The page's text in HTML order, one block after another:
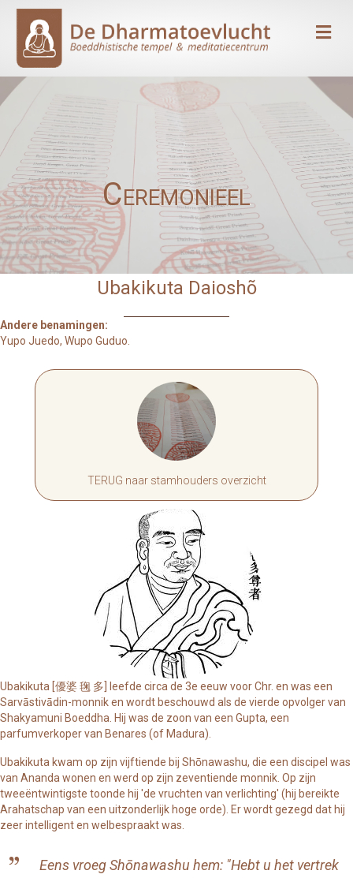
Ceremonieel
Ubakikuta Daioshõ
Andere benamingen:
Yupo Juedo, Wupo Guduo.
TERUG naar stamhouders overzicht
Ubakikuta [優婆 毱 多] leefde circa de 3e eeuw voor Chr. en was een
Sarvāstivādin-monnik en wordt beschouwd als de vierde opvolger van
Shakyamuni Boeddha. Hij was de zoon van een Gupta, een
parfumverkoper van Benares (of Madura).
Ubakikuta kwam op zijn vijftiende bij Shōnawashu, die een discipel was
van Ananda wonen en werd op zijn zeventiende monnik. Op zijn
tweeëntwintigste toonde hij 'de vruchten van verlichting' (hij bereikte
Arahatschap van een uitzonderlijk hoge orde). Er wordt gezegd dat hij
zeer intelligent en welbespraakt was.
Eens vroeg Shōnawashu hem: "Hebt u het vertrek